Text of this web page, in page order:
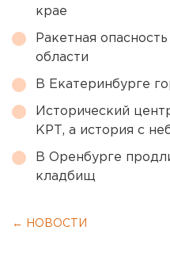
крае
Ракетная
области
В Екатеринбурге
Исторический
КРТ, а история с
В Оренбурге
кладбищ
← НОВОСТИ